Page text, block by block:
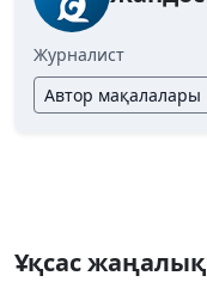
Журналист
Автор мақалалары
Ұқсас жаңалық